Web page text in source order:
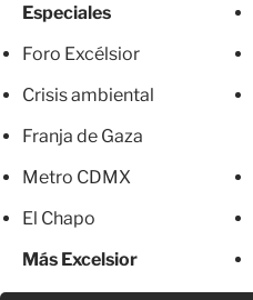
Especiales
Foro Excélsior
Crisis ambiental
Franja de Gaza
Metro CDMX
El Chapo
Más Excelsior